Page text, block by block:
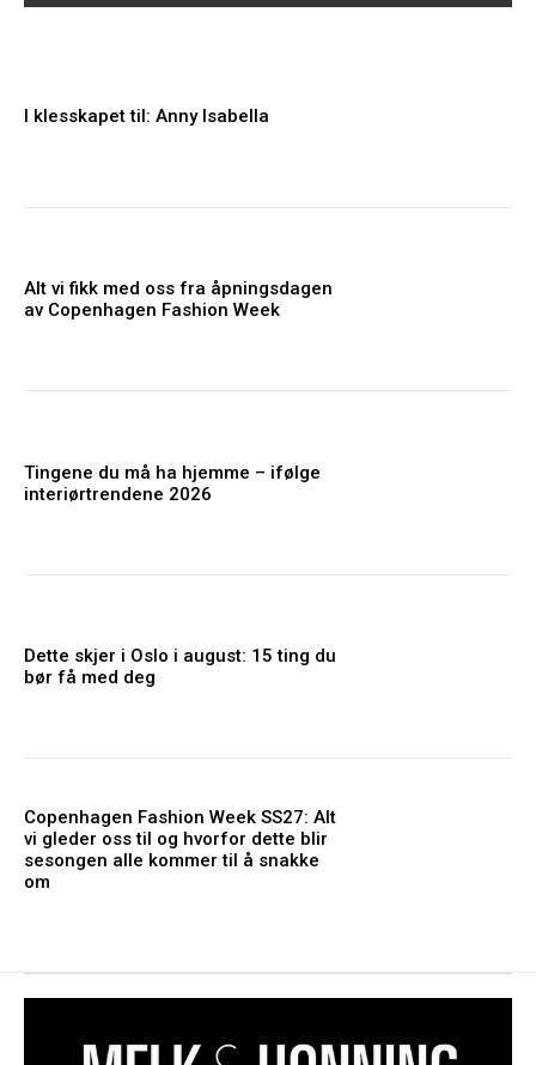
I klesskapet til: Anny Isabella
Alt vi fikk med oss fra åpningsdagen
av Copenhagen Fashion Week
Tingene du må ha hjemme – ifølge
interiørtrendene 2026
Dette skjer i Oslo i august: 15 ting du
bør få med deg
Copenhagen Fashion Week SS27: Alt
vi gleder oss til og hvorfor dette blir
sesongen alle kommer til å snakke
om